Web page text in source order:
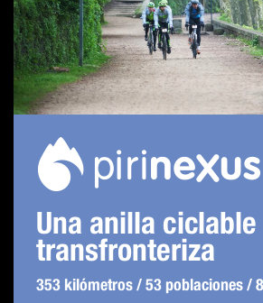
Una anilla ciclable
transfronteriza
353 kilómetros / 53 poblaciones /